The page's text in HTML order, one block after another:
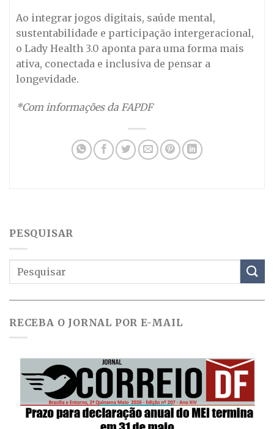
Ao integrar jogos digitais, saúde mental,
sustentabilidade e participação intergeracional,
o Lady Health 3.0 aponta para uma forma mais
ativa, conectada e inclusiva de pensar a
longevidade.
*Com informações da FAPDF
PESQUISAR
RECEBA O JORNAL POR E-MAIL